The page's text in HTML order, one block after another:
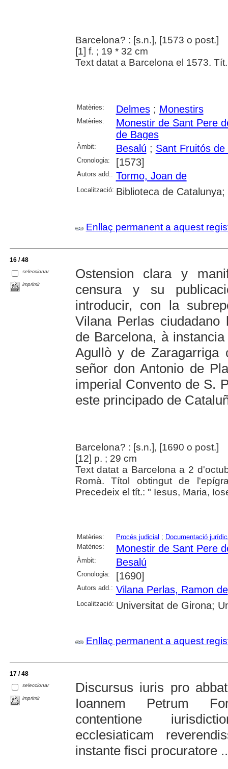
Barcelona? : [s.n.], [1573 o post.]
[1] f. ; 19 * 32 cm
Text datat a Barcelona el 1573.
Matèries: Delmes; Monestirs
Matèries:
Monestir de Sant Pere
de Bages
Àmbit: Besalú ; Sant Fruitós de
Cronologia: [1573]
Autors add.: Tormo, Joan de
Localització: Biblioteca de
Enllaç permanent a aquest
16 / 48
seleccionar
imprimir
Ostension clara y
censura y su
introducir, con la
Vilana Perlas
de Barcelona, à
Agullò y de Zaragarriga
señor don Antonio de
imperial Convento de S.
este principado de
Barcelona? : [s.n.], [1690 o post.]
[12] p. ; 29 cm
Text datat a Barcelona a 2
Romà. Títol obtingut de
Precedeix el tít.: " Iesus, Maria,
Matèries: Procés judicial ; Documentació
Matèries:
Monestir de Sant Pere
Àmbit: Besalú
Cronologia: [1690]
Autors add.: Vilana Perlas, Ramon de
Localització: Universitat de Girona;
Enllaç permanent a aquest
17 / 48
seleccionar
imprimir
Discursus iuris pro
Ioannem Petrum
contentione
ecclesiaticam
instante fisci procuratore